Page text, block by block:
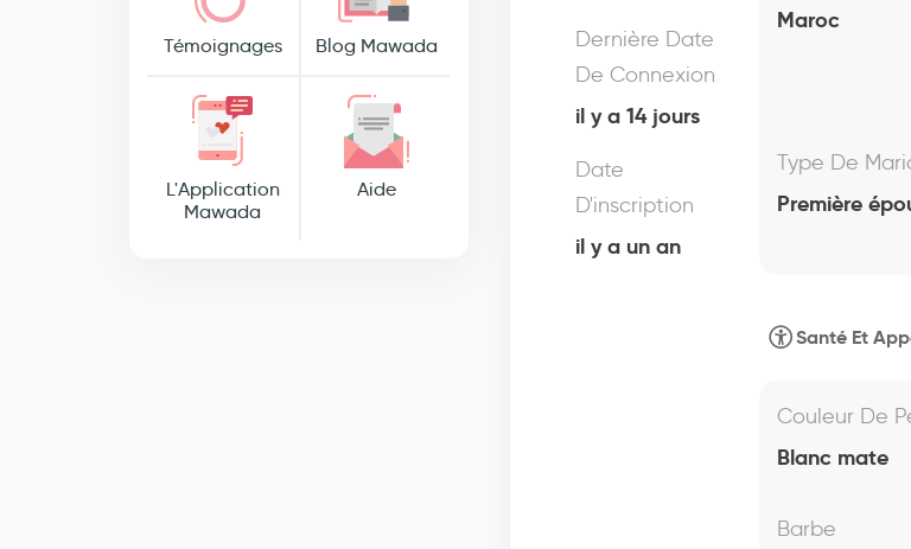
Témoignages Blog Mawada
L'Application
Mawada
Aide
Dernière Date
De Connexion
il y a 14 jours
Date
D'inscription
il y a un an
Maroc
Type De
Première
Santé Et
Couleur De
Blanc mate
Barbe